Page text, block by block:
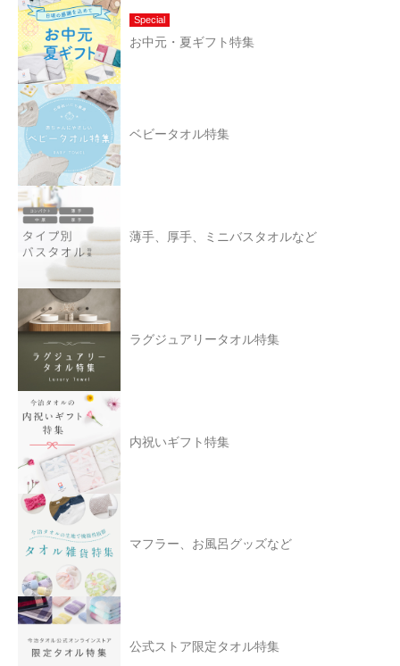
Special
お中元・夏ギフト特集
ベビータオル特集
薄手、厚手、ミニバスタオルなど
ラグジュアリータオル特集
内祝いギフト特集
マフラー、お風呂グッズなど
公式ストア限定タオル特集